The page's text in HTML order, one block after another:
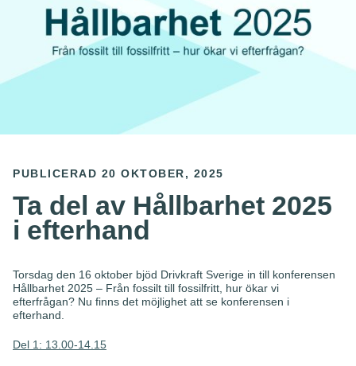
PUBLICERAD 20 OKTOBER, 2025
Ta del av Hållbarhet 2025
i efterhand
Torsdag den 16 oktober bjöd Drivkraft Sverige in till konferensen
Hållbarhet 2025 – Från fossilt till fossilfritt, hur ökar vi
efterfrågan? Nu finns det möjlighet att se konferensen i
efterhand.
Del 1: 13.00-14.15